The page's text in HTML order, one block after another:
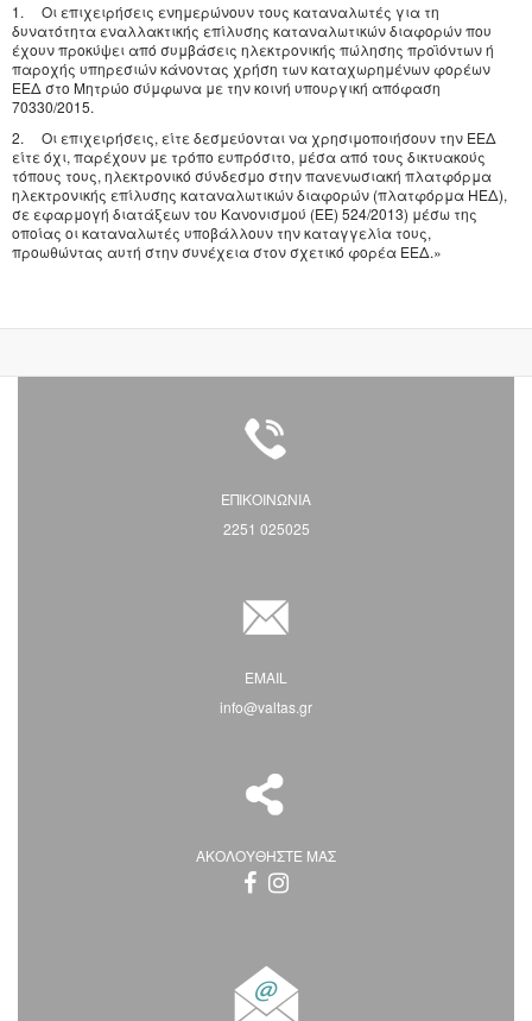
1. Οι επιχειρήσεις ενημερώνουν τους καταναλωτές για τη
δυνατότητα εναλλακτικής επίλυσης καταναλωτικών διαφορών που
έχουν προκύψει από συμβάσεις ηλεκτρονικής πώλησης προϊόντων ή
παροχής υπηρεσιών κάνοντας χρήση των καταχωρημένων φορέων
ΕΕΔ στο Μητρώο σύμφωνα με την κοινή υπουργική απόφαση
70330/2015.
2. Οι επιχειρήσεις, είτε δεσμεύονται να χρησιμοποιήσουν την ΕΕΔ
είτε όχι, παρέχουν με τρόπο ευπρόσιτο, μέσα από τους δικτυακούς
τόπους τους, ηλεκτρονικό σύνδεσμο στην πανενωσιακή πλατφόρμα
ηλεκτρονικής επίλυσης καταναλωτικών διαφορών (πλατφόρμα ΗΕΔ),
σε εφαρμογή διατάξεων του Κανονισμού (ΕΕ) 524/2013) μέσω της
οποίας οι καταναλωτές υποβάλλουν την καταγγελία τους,
προωθώντας αυτή στην συνέχεια στον σχετικό φορέα ΕΕΔ.»
ΕΠΙΚΟΙΝΩΝΙΑ
2251 025025
EMAIL
info@valtas.gr
ΑΚΟΛΟΥΘΗΣΤΕ ΜΑΣ